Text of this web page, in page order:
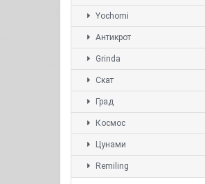
Yochomi
Антикрот
Grinda
Скат
Град
Космос
Цунами
Remiling